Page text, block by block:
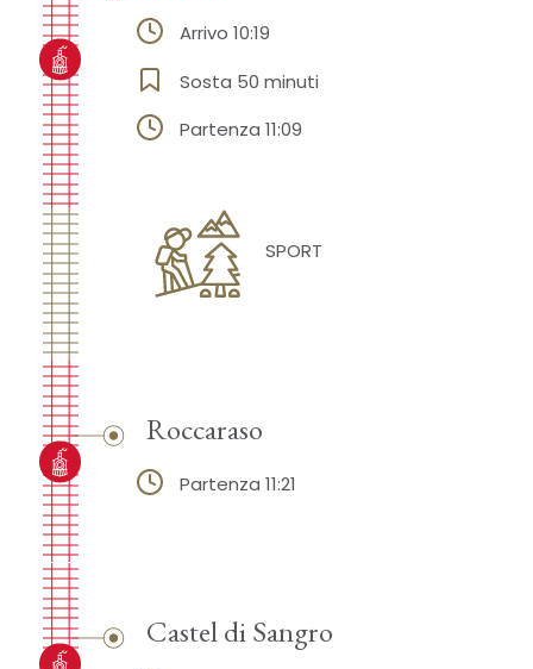
SPORT
Arrivo 10:19
Sosta 50 minuti
Partenza 11:09
Roccaraso
Partenza 11:21
Castel di Sangro